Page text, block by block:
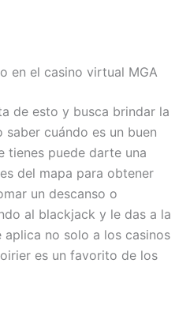
en el casino virtual MGA
de esto y busca brindar la
cuándo es un buen
tienes puede darte una
del mapa para obtener
un descanso o
al blackjack y le das a la
aplica no solo a los casinos
es un favorito de los